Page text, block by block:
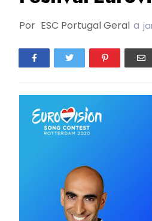
Por ESC Portugal Geral a